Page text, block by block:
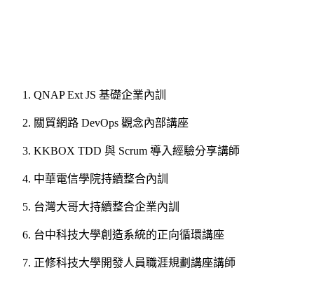
QNAP Ext JS 基礎企業內訓
關貿網路 DevOps 觀念內部講座
KKBOX TDD 與 Scrum 導入經驗分享講師
中華電信學院持續整合內訓
台灣大哥大持續整合企業內訓
台中科技大學創造系統的正向循環講座
正修科技大學開發人員職涯規劃講座講師